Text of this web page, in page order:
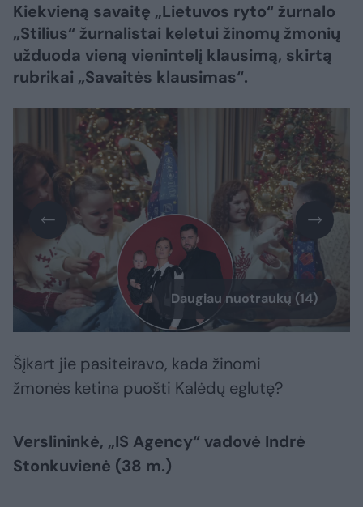
Kiekvieną savaitę „Lietuvos ryto“ žurnalo
„Stilius“ žurnalistai keletui žinomų žmonių
užduoda vieną vienintelį klausimą, skirtą
rubrikai „Savaitės klausimas“.
Daugiau nuotraukų (14)
Šįkart jie pasiteiravo, kada žinomi
žmonės ketina puošti Kalėdų eglutę?
Verslininkė, „IS Agency“ vadovė Indrė
Stonkuvienė (38 m.)